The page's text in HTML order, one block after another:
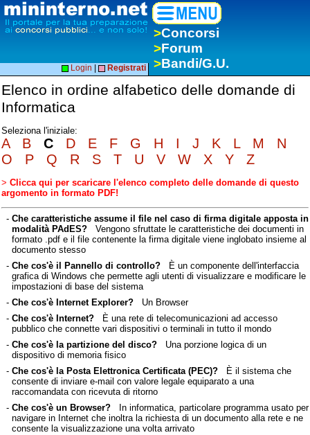
>Concorsi
>Forum
>Bandi/G.U.
Login Registrati
Elenco in ordine alfabetico delle domande di
Informatica
Seleziona l'iniziale:
A B C D E F G H I J K L M
N
O
P Q R S T U V W X Y Z
> Clicca qui per scaricare l'elenco completo delle domande di questo
argomento in formato PDF!
- Che caratteristiche assume il file nel caso di firma digitale apposta in
modalità PAdES?Vengono sfruttate le caratteristiche dei documenti in
formato .pdf e il file contenente la firma digitale viene inglobato insieme al
documento stesso
- Che cos'è il Pannello di controllo?È un componente dell'interfaccia
grafica di Windows che permette agli utenti di visualizzare e modificare le
impostazioni di base del sistema
- Che cos'è Internet Explorer?Un Browser
- Che cos'è Internet?È una rete di telecomunicazioni ad accesso
pubblico che connette vari dispositivi o terminali in tutto il mondo
- Che cos'è la partizione del disco?Una porzione logica di un
dispositivo di memoria fisico
- Che cos'è la Posta Elettronica Certificata (PEC)?È il sistema che
consente di inviare e-mail con valore legale equiparato a una
raccomandata con ricevuta di ritorno
- Che cos'è un Browser?In informatica, particolare programma usato per
navigare in Internet che inoltra la richiesta di un documento alla rete e ne
consente la visualizzazione una volta arrivato